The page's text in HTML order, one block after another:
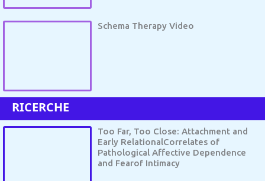
Schema Therapy Video
RICERCHE
Too Far, Too Close: Attachment and
Early RelationalCorrelates of
Pathological Affective Dependence
and Fearof Intimacy